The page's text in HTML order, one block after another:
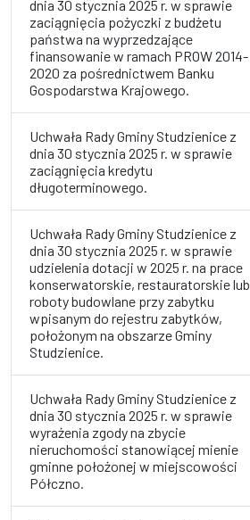
dnia 30 stycznia 2025 r. w sprawie
zaciągnięcia pożyczki z budżetu
państwa na wyprzedzające
finansowanie w ramach PROW 2014-
2020 za pośrednictwem Banku
Gospodarstwa Krajowego.
Uchwała Rady Gminy Studzienice z
dnia 30 stycznia 2025 r. w sprawie
zaciągnięcia kredytu
długoterminowego.
Uchwała Rady Gminy Studzienice z
dnia 30 stycznia 2025 r. w sprawie
udzielenia dotacji w 2025 r. na prace
konserwatorskie, restauratorskie lub
roboty budowlane przy zabytku
wpisanym do rejestru zabytków,
położonym na obszarze Gminy
Studzienice.
Uchwała Rady Gminy Studzienice z
dnia 30 stycznia 2025 r. w sprawie
wyrażenia zgody na zbycie
nieruchomości stanowiącej mienie
gminne położonej w miejscowości
Półczno.